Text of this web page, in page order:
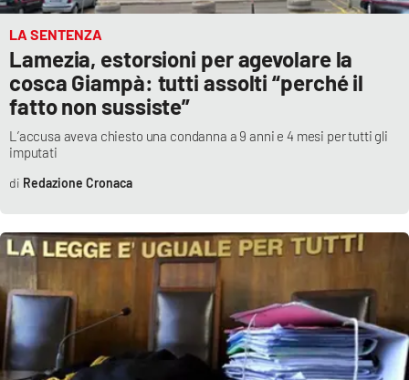
Lactv.it
Laconair.it
Lacitymag.it
Cosenzachannel.it
Ilvibonese.it
Catanzarochannel.it
LA SENTENZA
Lamezia, estorsioni per agevolare la
cosca Giampà: tutti assolti “perché il
fatto non sussiste”
L’accusa aveva chiesto una condanna a 9 anni e 4 mesi per tutti gli
imputati
Redazione Cronaca